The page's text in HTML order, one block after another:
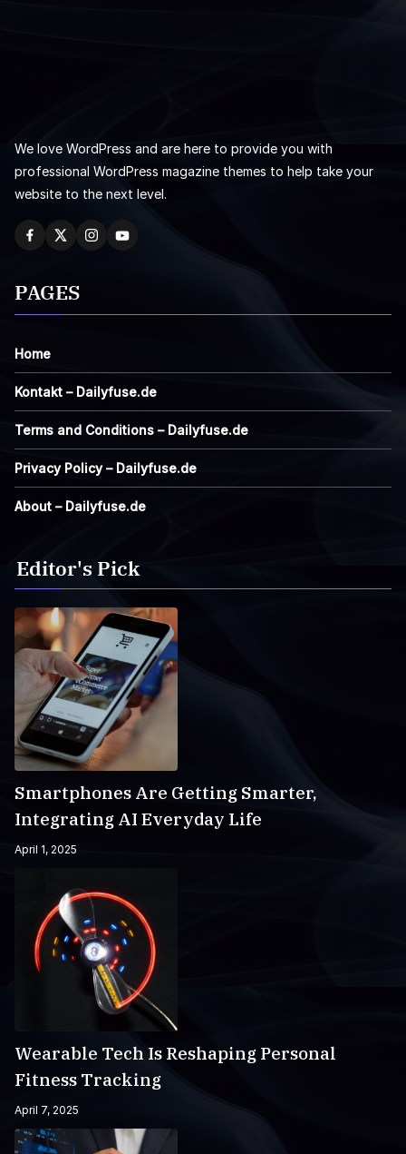
We love WordPress and are here to provide you with
professional WordPress magazine themes to help take your
website to the next level.
PAGES
Home
Kontakt – Dailyfuse.de
Terms and Conditions – Dailyfuse.de
Privacy Policy – Dailyfuse.de
About – Dailyfuse.de
Editor's Pick
Smartphones Are Getting Smarter,
Integrating AI Everyday Life
April 1, 2025
Wearable Tech Is Reshaping Personal
Fitness Tracking
April 7, 2025